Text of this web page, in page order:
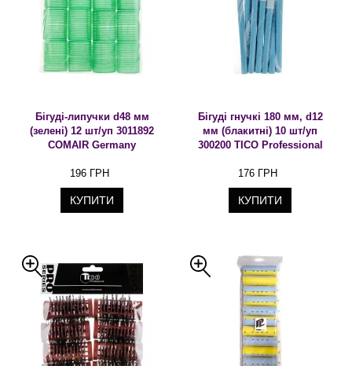
Бігуді-липучки d48 мм
(зелені) 12 шт/уп 3011892
COMAIR Germany
196 ГРН
КУПИТИ
Бігуді гнучкі 180 мм, d12
мм (блакитні) 10 шт/уп
300200 TICO Professional
176 ГРН
КУПИТИ